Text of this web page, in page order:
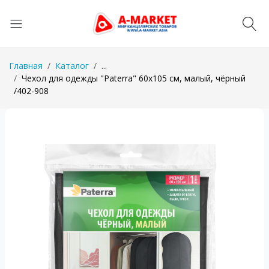
Главная Каталог
...
Чехол для одежды "Paterra" 60х105 см, малый, чёрный
/402-908